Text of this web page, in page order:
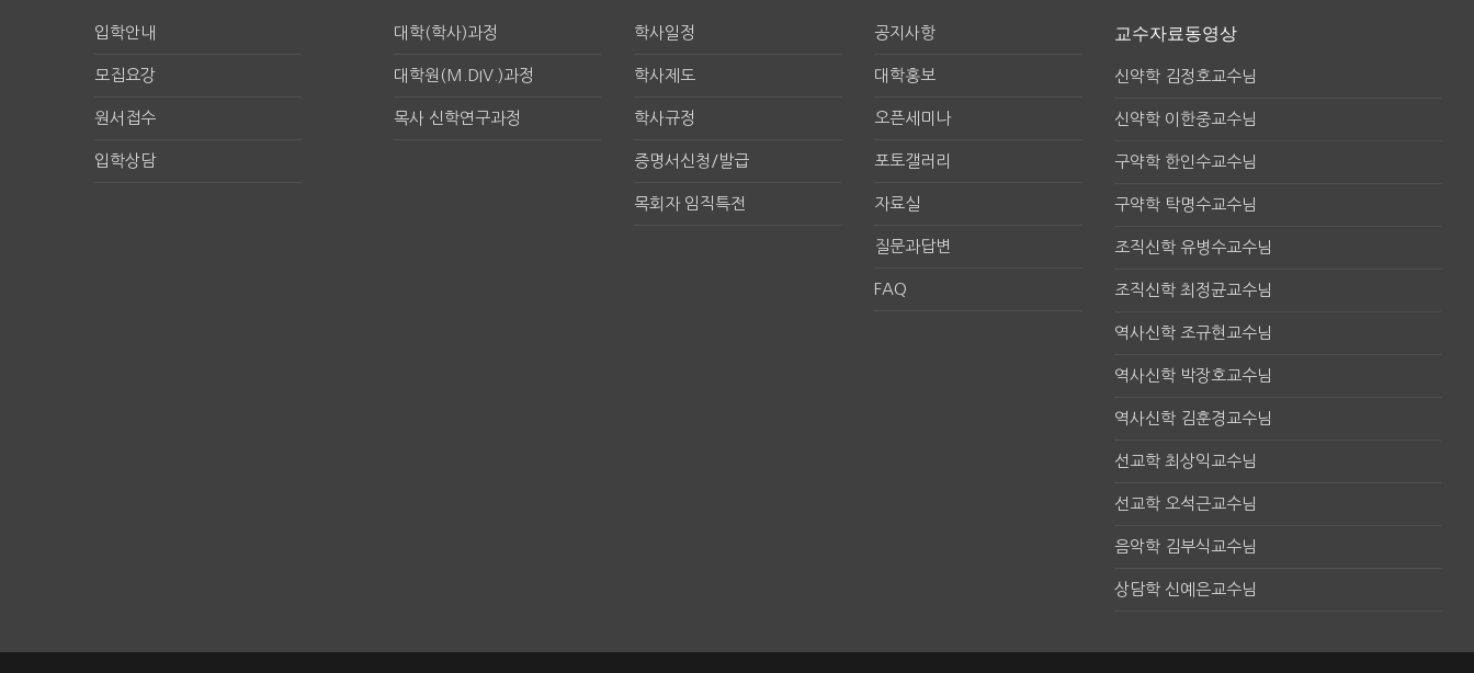
입학안내
모집요강
원서접수
입학상담
대학(학사)과정
대학원(M.DIV.)과정
목사 신학연구과정
학사일정
학사제도
학사규정
증명서신청/발급
목회자 임직특전
공지사항
대학홍보
오픈세미나
포토갤러리
자료실
질문과답변
FAQ
교수자료동영상
신약학 김정호교수님
신약학 이한중교수님
구약학 한인수교수님
구약학 탁명수교수님
조직신학 유병수교수님
조직신학 최정균교수님
역사신학 조규현교수님
역사신학 박장호교수님
역사신학 김훈경교수님
선교학 최상익교수님
선교학 오석근교수님
음악학 김부식교수님
상담학 신예은교수님